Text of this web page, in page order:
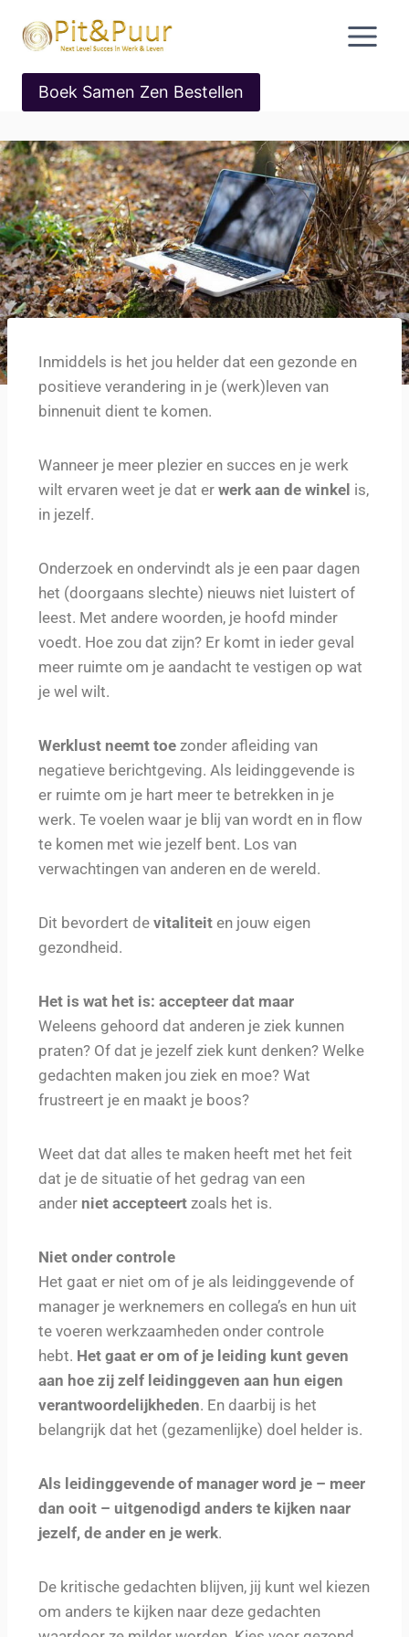
Boek Samen Zen Bestellen
Inmiddels is het jou helder dat een gezonde en
positieve verandering in je (werk)leven van
binnenuit dient te komen.
Wanneer je meer plezier en succes en je werk
wilt ervaren weet je dat er werk aan de winkel is,
in jezelf.
Onderzoek en ondervindt als je een paar dagen
het (doorgaans slechte) nieuws niet luistert of
leest. Met andere woorden, je hoofd minder
voedt. Hoe zou dat zijn? Er komt in ieder geval
meer ruimte om je aandacht te vestigen op wat
je wel wilt.
Werklust neemt toe zonder afleiding van
negatieve berichtgeving. Als leidinggevende is
er ruimte om je hart meer te betrekken in je
werk. Te voelen waar je blij van wordt en in flow
te komen met wie jezelf bent. Los van
verwachtingen van anderen en de wereld.
Dit bevordert de vitaliteit en jouw eigen
gezondheid.
Het is wat het is: accepteer dat maar
Weleens gehoord dat anderen je ziek kunnen
praten? Of dat je jezelf ziek kunt denken? Welke
gedachten maken jou ziek en moe? Wat
frustreert je en maakt je boos?
Weet dat dat alles te maken heeft met het feit
dat je de situatie of het gedrag van een
ander niet accepteert zoals het is.
Niet onder controle
Het gaat er niet om of je als leidinggevende of
manager je werknemers en collega’s en hun uit
te voeren werkzaamheden onder controle
hebt. Het gaat er om of je leiding kunt geven
aan hoe zij zelf leidinggeven aan hun eigen
verantwoordelijkheden. En daarbij is het
belangrijk dat het (gezamenlijke) doel helder is.
Als leidinggevende of manager word je – meer
dan ooit – uitgenodigd anders te kijken naar
jezelf, de ander en je werk.
De kritische gedachten blijven, jij kunt wel kiezen
om anders te kijken naar deze gedachten